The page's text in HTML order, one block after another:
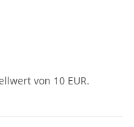
von 10 EUR.